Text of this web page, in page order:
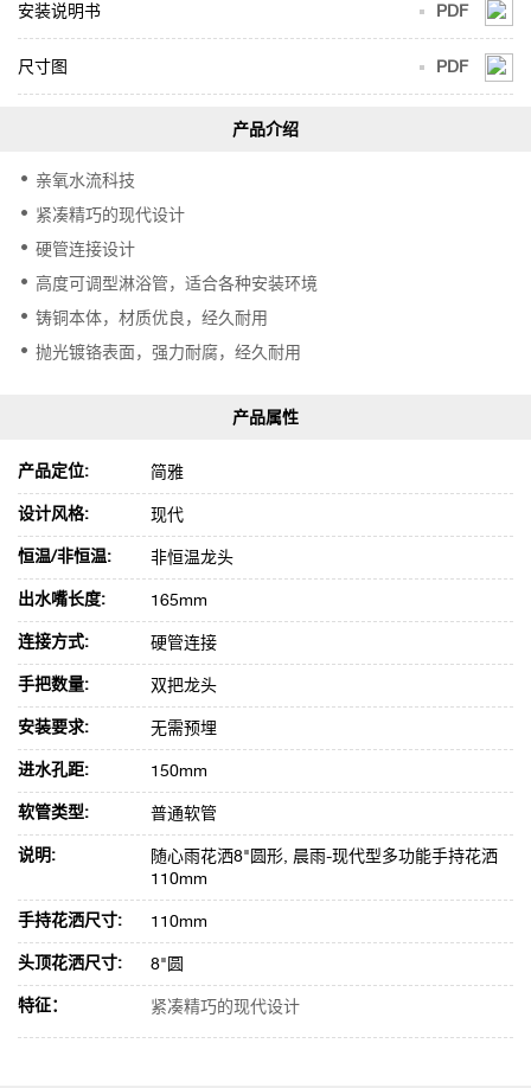
PDF
安装说明书
PDF
尺寸图
亲氧水流科技
紧凑精巧的现代设计
硬管连接设计
高度可调型淋浴管，适合各种安装环境
铸铜本体，材质优良，经久耐用
抛光镀铬表面，强力耐腐，经久耐用
产品定位: 简雅
设计风格: 现代
恒温/非恒温: 非恒温龙头
出水嘴长度: 165mm
连接方式: 硬管连接
手把数量: 双把龙头
安装要求: 无需预埋
进水孔距: 150mm
软管类型: 普通软管
说明:
随心雨花洒8"圆形, 晨雨-现代型多功能手持花洒
110mm
手持花洒尺寸: 110mm
头顶花洒尺寸: 8"圆
特征： 紧凑精巧的现代设计